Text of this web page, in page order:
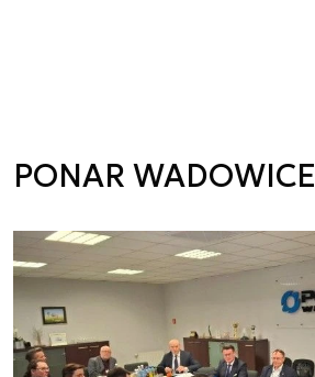
PONAR WADOWICE